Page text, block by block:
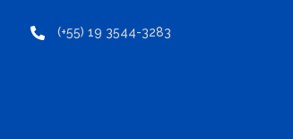
(+55) 19 3544-3283